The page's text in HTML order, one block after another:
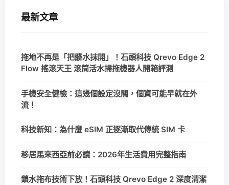
最新文章
拖地不再是「把髒水抹開」！石頭科技 Qrevo Edge 2
Flow 搖滾天王 滾筒活水掃拖機器人開箱評測
手機安全健檢：這幾個設定沒關，個資可能早就在外
流！
科技新知：為什麼 eSIM 正逐漸取代傳統 SIM 卡
移居馬來西亞前必讀：2026年生活費用完整指南
鎖水拖布技術下放！石頭科技 Qrevo Edge 2 深度清潔